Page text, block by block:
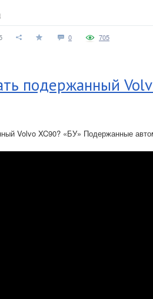
0 705
подержанный
Volvo XC90? «БУ» Подержанные